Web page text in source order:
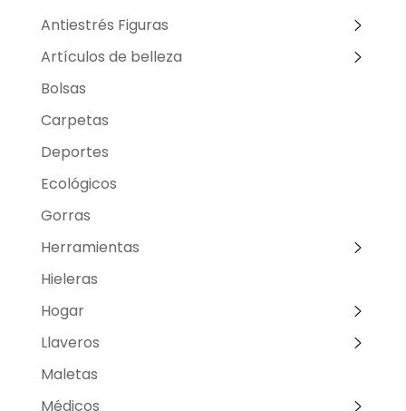
Antiestrés Figuras
Artículos de belleza
Bolsas
Carpetas
Deportes
Ecológicos
Gorras
Herramientas
Hieleras
Hogar
Llaveros
Maletas
Médicos